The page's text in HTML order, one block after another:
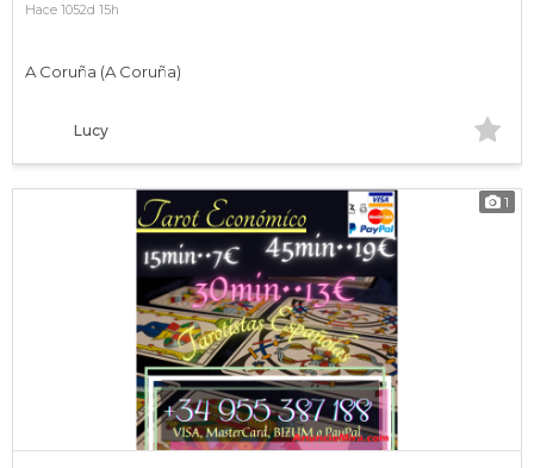
Lucy
A Coruña (A Coruña)
Hace 1052d 15h
1